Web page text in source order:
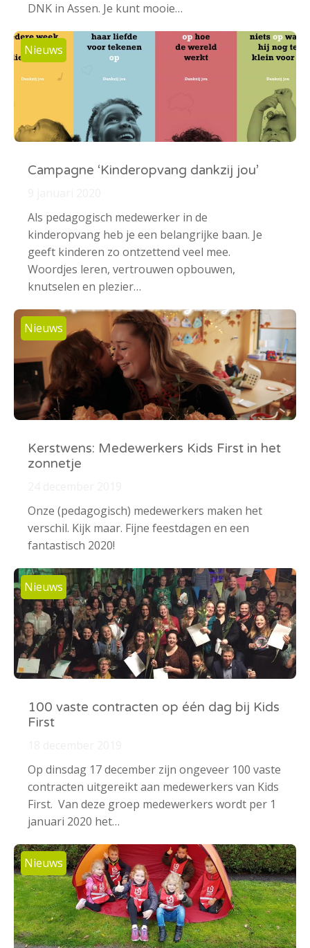
DNK in Assen. Je kunt mooie…
Nieuws
Campagne ‘Kinderopvang dankzij jou’
Als pedagogisch medewerker in de
kinderopvang heb je een belangrijke baan. Je
geeft kinderen zo ontzettend veel mee.
Woordjes leren, vertrouwen opbouwen,
knutselen en plezier…
Nieuws
Kerstwens: Medewerkers Kids First in het
zonnetje
Onze (pedagogisch) medewerkers maken het
verschil. Kijk maar. Fijne feestdagen en een
fantastisch 2020!
Nieuws
100 vaste contracten op één dag bij Kids
First
Op dinsdag 17 december zijn ongeveer 100 vaste
contracten uitgereikt aan medewerkers van Kids
First. Van deze groep medewerkers wordt per 1
januari 2020 het…
Nieuws